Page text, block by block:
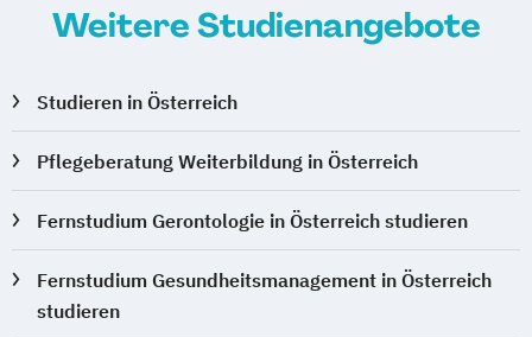
Weitere Studienangebote
Studieren in Österreich
Pflegeberatung Weiterbildung in Österreich
Fernstudium Gerontologie in Österreich studieren
Fernstudium Gesundheitsmanagement in Österreich
studieren